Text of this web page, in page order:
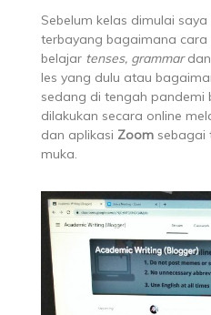
Sebelum kelas dimulai
terbayang bagaimana
belajar tenses, grammardan
les yang dulu atau
sedang di tengah pandemi
dilakukan secara online
dan aplikasi Zoom sebagai
muka.